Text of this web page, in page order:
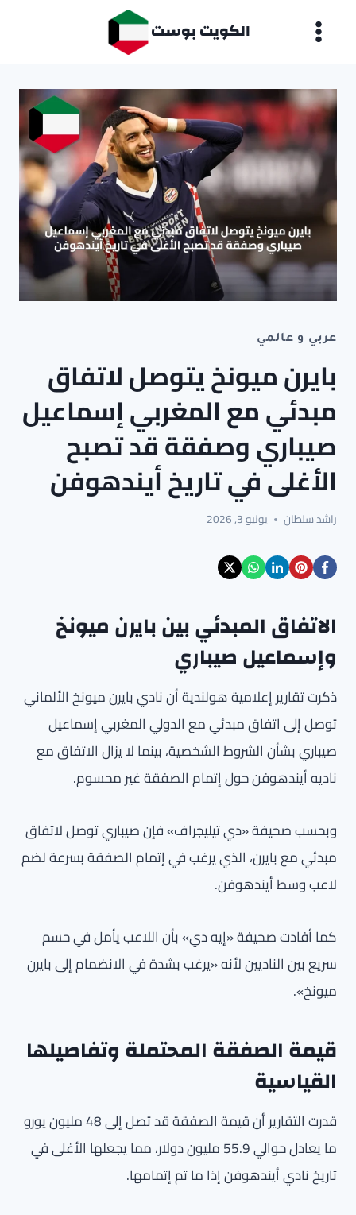
الكويت بوست
عربي و عالمي
بايرن ميونخ يتوصل لاتفاق
مبدئي مع المغربي إسماعيل
صيباري وصفقة قد تصبح
الأغلى في تاريخ أيندهوفن
راشد سلطان يونيو 3, 2026
الاتفاق المبدئي بين بايرن ميونخ
وإسماعيل صيباري
ذكرت تقارير إعلامية هولندية أن نادي بايرن ميونخ الألماني
توصل إلى اتفاق مبدئي مع الدولي المغربي إسماعيل
صيباري بشأن الشروط الشخصية، بينما لا يزال الاتفاق مع
ناديه أيندهوفن حول إتمام الصفقة غير محسوم.
وبحسب صحيفة «دي تيليجراف» فإن صيباري توصل لاتفاق
مبدئي مع بايرن، الذي يرغب في إتمام الصفقة بسرعة لضم
لاعب وسط أيندهوفن.
كما أفادت صحيفة «إيه دي» بأن اللاعب يأمل في حسم
سريع بين الناديين لأنه «يرغب بشدة في الانضمام إلى بايرن
ميونخ».
قيمة الصفقة المحتملة وتفاصيلها
القياسية
قدرت التقارير أن قيمة الصفقة قد تصل إلى 48 مليون يورو
ما يعادل حوالي 55.9 مليون دولار، مما يجعلها الأغلى في
تاريخ نادي أيندهوفن إذا ما تم إتمامها.